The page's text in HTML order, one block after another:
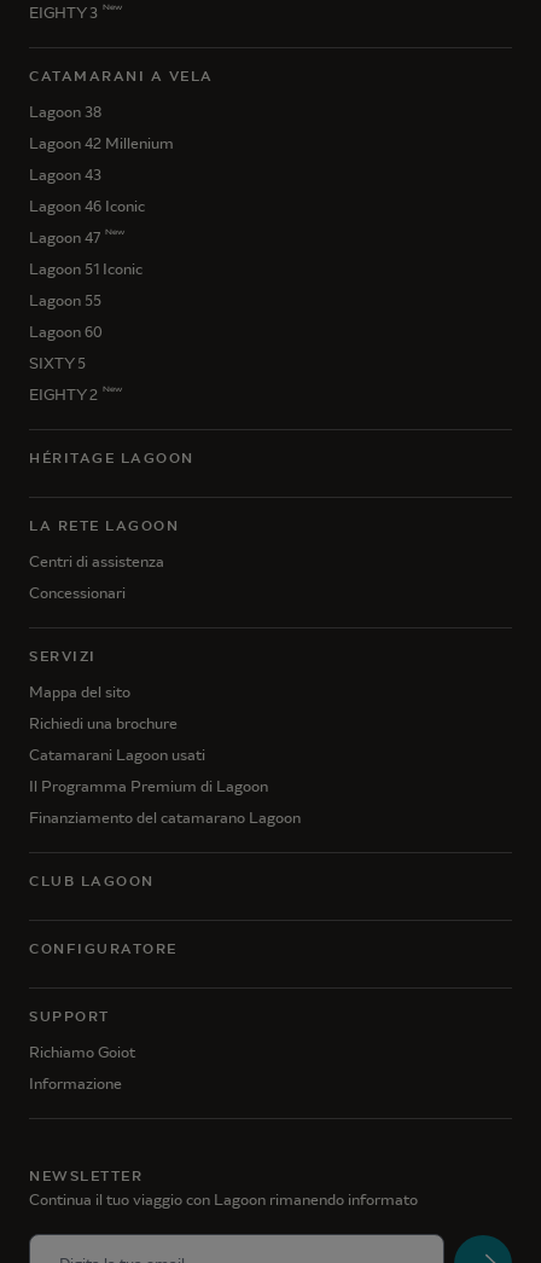
EIGHTY 3 New
CATAMARANI A VELA
Lagoon 38
Lagoon 42 Millenium
Lagoon 43
Lagoon 46 Iconic
Lagoon 47 New
Lagoon 51 Iconic
Lagoon 55
Lagoon 60
SIXTY 5
EIGHTY 2
New
HÉRITAGE LAGOON
LA RETE LAGOON
Centri di assistenza
Concessionari
SERVIZI
Mappa del sito
Richiedi una brochure
Catamarani Lagoon usati
Il Programma Premium di Lagoon
Finanziamento del catamarano Lagoon
CLUB LAGOON
CONFIGURATORE
SUPPORT
Richiamo Goiot
Informazione
NEWSLETTER
Continua il tuo viaggio con Lagoon rimanendo informato